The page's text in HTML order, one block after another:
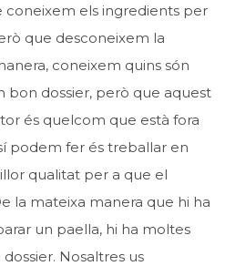
coneixem els ingredients per
que desconeixem la
coneixem quins són
bon dossier, però que aquest
és quelcom que està fora
podem fer és treballar en
qualitat per a que el
la mateixa manera que hi ha
un paella, hi ha moltes
Nosaltres us